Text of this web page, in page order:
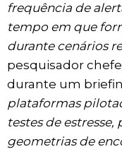
frequência de
tempo em que
durante cenários
pesquisador
durante um
plataformas
testes de
geometrias de